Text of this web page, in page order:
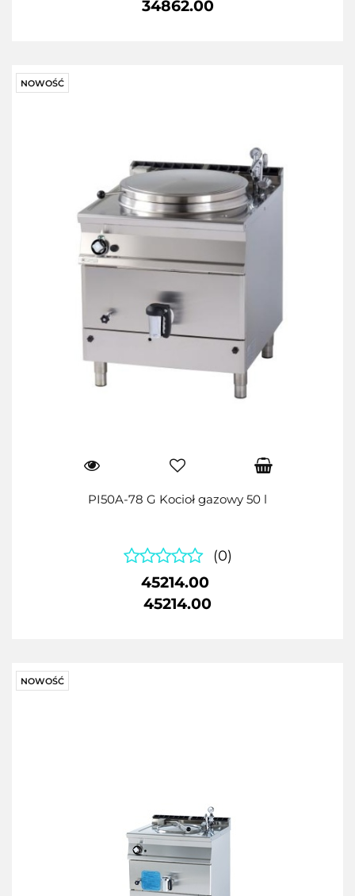
34862.00
NOWOŚĆ
PI50A-78 G Kocioł gazowy 50 l
(0)
45214.00
45214.00
NOWOŚĆ